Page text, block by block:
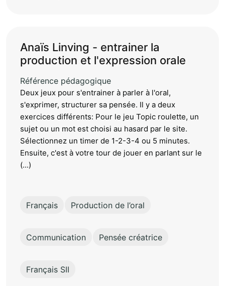
Anaïs Linving - entrainer la
production et l'expression orale
Référence pédagogique
Deux jeux pour s'entrainer à parler à l'oral,
s'exprimer, structurer sa pensée. Il y a deux
exercices différents: Pour le jeu Topic roulette, un
sujet ou un mot est choisi au hasard par le site.
Sélectionnez un timer de 1-2-3-4 ou 5 minutes.
Ensuite, c'est à votre tour de jouer en parlant sur le
(...)
Français Production de l’oral
Communication Pensée créatrice
Français SII